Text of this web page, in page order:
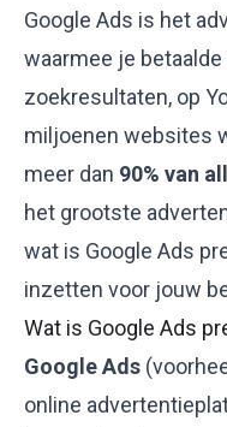
Google Ads is het
waarmee je
zoekresultaten, op
miljoenen websites
meer dan 90% van
het grootste
wat is Google Ads
inzetten voor jouw
Wat is Google Ads
Google Ads
online